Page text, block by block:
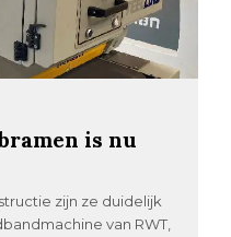
is nu
zijn ze duidelijk
van RWT,